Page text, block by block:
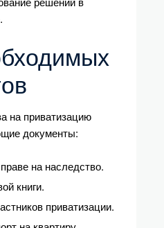
на приватизацию
документы:
на наследство.
книги.
приватизации.